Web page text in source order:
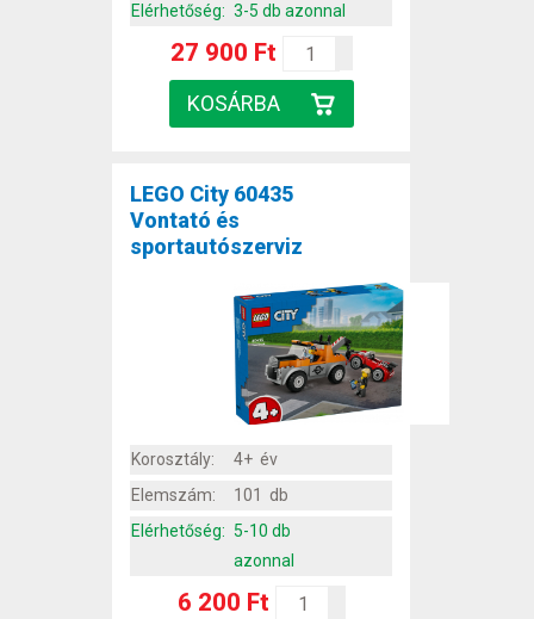
Elérhetőség: 3-5 db azonnal
27 900 Ft
LEGO City 60435
Vontató és
sportautószerviz
Korosztály:
4+ év
Elemszám:
101 db
Elérhetőség: 5-10 db
azonnal
6 200 Ft